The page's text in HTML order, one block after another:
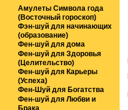
Амулеты Символа года
(Восточный гороскоп)
Фэн-шуй для начинающих
(образование)
Фен-шуй для дома
Фен-шуй для Здоровья
(Целительство)
Фен-шуй для Карьеры
(Успеха)
Фен-Шуй для Богатства
Фен-шуй для Любви и
Брака